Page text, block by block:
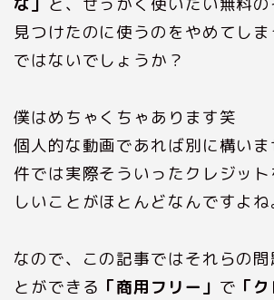
見つけたのに使うのをやめてし
ではないでしょうか？
僕はめちゃくちゃあります笑
個人的な動画であれば別に構い
件では実際そういったクレジッ
しいことがほとんどなんですよね
なので、この記事ではそれらの
とができる 「商用フリー」 で 「